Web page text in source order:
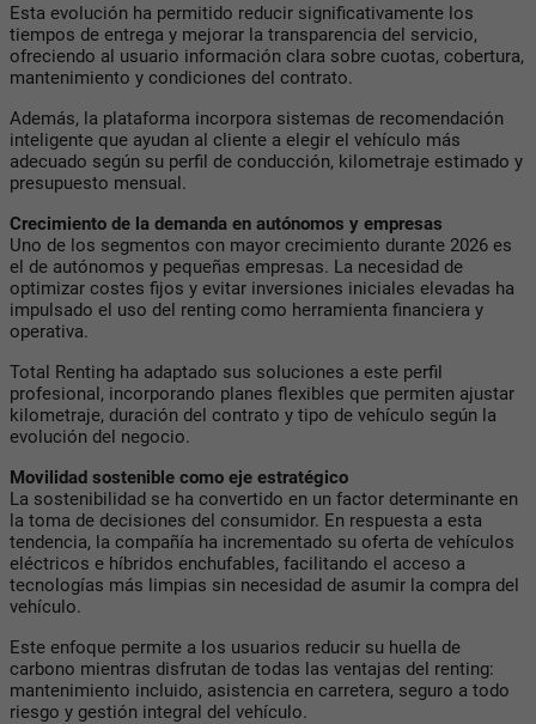
Esta evolución ha permitido reducir significativamente los
tiempos de entrega y mejorar la transparencia del servicio,
ofreciendo al usuario información clara sobre cuotas, cobertura,
mantenimiento y condiciones del contrato.
Además, la plataforma incorpora sistemas de recomendación
inteligente que ayudan al cliente a elegir el vehículo más
adecuado según su perfil de conducción, kilometraje estimado y
presupuesto mensual.
Crecimiento de la demanda en autónomos y empresas
Uno de los segmentos con mayor crecimiento durante 2026 es
el de autónomos y pequeñas empresas. La necesidad de
optimizar costes fijos y evitar inversiones iniciales elevadas ha
impulsado el uso del renting como herramienta financiera y
operativa.
Total Renting ha adaptado sus soluciones a este perfil
profesional, incorporando planes flexibles que permiten ajustar
kilometraje, duración del contrato y tipo de vehículo según la
evolución del negocio.
Movilidad sostenible como eje estratégico
La sostenibilidad se ha convertido en un factor determinante en
la toma de decisiones del consumidor. En respuesta a esta
tendencia, la compañía ha incrementado su oferta de vehículos
eléctricos e híbridos enchufables, facilitando el acceso a
tecnologías más limpias sin necesidad de asumir la compra del
vehículo.
Este enfoque permite a los usuarios reducir su huella de
carbono mientras disfrutan de todas las ventajas del renting:
mantenimiento incluido, asistencia en carretera, seguro a todo
riesgo y gestión integral del vehículo.